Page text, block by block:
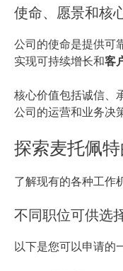
使命、愿景和核
公司的使命是提供可
实现可持续增长和客
核心价值包括诚信、
公司的运营和业务决
探索麦托佩
了解现有的各种工作
不同职位可供选
以下是您可以申请的